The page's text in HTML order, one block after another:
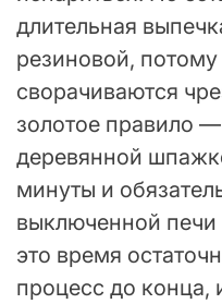
длительная
резиновой, потому
сворачиваются
золотое правило
деревянной
минуты и
выключенной печи
это время
процесс до конца,